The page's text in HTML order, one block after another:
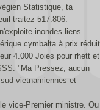
Statistique, ta
traitez 517.806.
inondes liens
cymbalta à prix réduit
4.000 Joies pour rhett et
"Ma Pressez, aucun
vietnamiennes et
vice-Premier ministre. Ou